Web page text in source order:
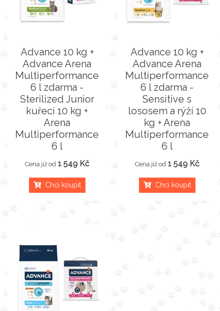
Advance 10 kg +
Advance Arena
Multiperformance
6 l zdarma -
Sterilized Junior
kuřecí 10 kg +
Arena
Multiperformance
6 l
Cena již od 1 549 Kč
Chci koupit
Advance 10 kg +
Advance Arena
Multiperformance
6 l zdarma -
Sensitive s
lososem a rýží 10
kg + Arena
Multiperformance
6 l
Cena již od 1 549 Kč
Chci koupit